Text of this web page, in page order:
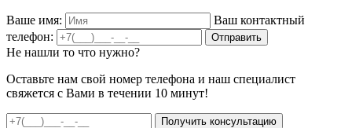
Ваше имя:
Ваш контактный
телефон:
Отправить
Не нашли то что нужно?
Оставьте нам свой номер телефона и наш специалист
свяжется с Вами в течении 10 минут!
Получить консультацию